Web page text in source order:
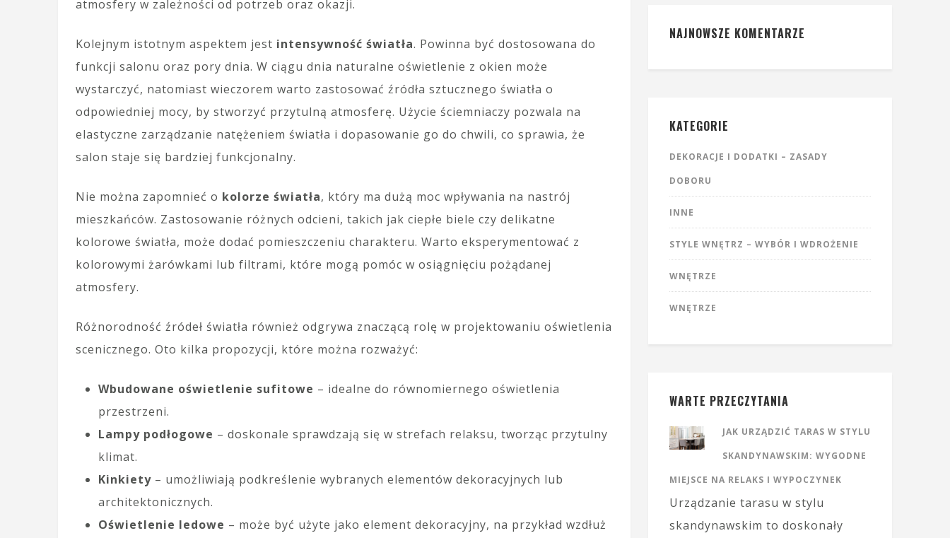
atmosfery w zależności od potrzeb oraz okazji.
Kolejnym istotnym aspektem jest intensywność światła. Powinna być dostosowana do
funkcji salonu oraz pory dnia. W ciągu dnia naturalne oświetlenie z okien może
wystarczyć, natomiast wieczorem warto zastosować źródła sztucznego światła o
odpowiedniej mocy, by stworzyć przytulną atmosferę. Użycie ściemniaczy pozwala na
elastyczne zarządzanie natężeniem światła i dopasowanie go do chwili, co sprawia, że
salon staje się bardziej funkcjonalny.
Nie można zapomnieć o kolorze światła, który ma dużą moc wpływania na nastrój
mieszkańców. Zastosowanie różnych odcieni, takich jak ciepłe biele czy delikatne
kolorowe światła, może dodać pomieszczeniu charakteru. Warto eksperymentować z
kolorowymi żarówkami lub filtrami, które mogą pomóc w osiągnięciu pożądanej
atmosfery.
Różnorodność źródeł światła również odgrywa znaczącą rolę w projektowaniu oświetlenia
scenicznego. Oto kilka propozycji, które można rozważyć:
Wbudowane oświetlenie sufitowe – idealne do równomiernego oświetlenia
przestrzeni.
Lampy podłogowe – doskonale sprawdzają się w strefach relaksu, tworząc przytulny
klimat.
Kinkiety – umożliwiają podkreślenie wybranych elementów dekoracyjnych lub
architektonicznych.
Oświetlenie ledowe – może być użyte jako element dekoracyjny, na przykład wzdłuż
NAJNOWSZE KOMENTARZE
KATEGORIE
DEKORACJE I DODATKI – ZASADY
DOBORU
INNE
STYLE WNĘTRZ – WYBÓR I WDROŻENIE
WNĘTRZE
WNĘTRZE
WARTE PRZECZYTANIA
JAK URZĄDZIĆ TARAS W STYLU
SKANDYNAWSKIM: WYGODNE
MIEJSCE NA RELAKS I WYPOCZYNEK
Urządzanie tarasu w stylu
skandynawskim to doskonały